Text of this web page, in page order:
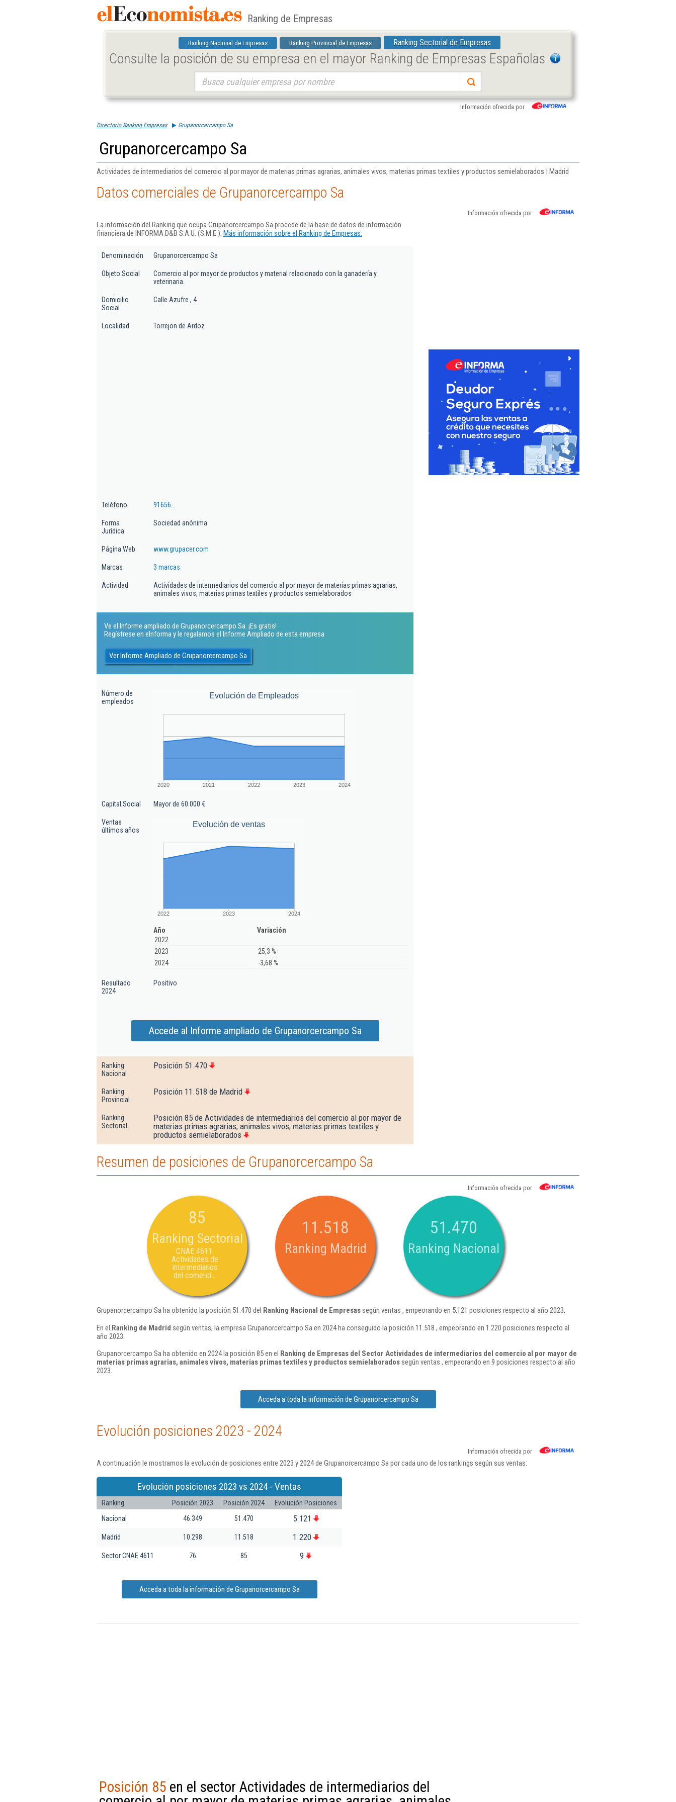
Ranking de Empresas
Ranking Nacional de Empresas Ranking Provincial de Empresas Ranking Sectorial de Empresas
Consulte la posición de su empresa en el mayor Ranking de Empresas Españolas
Información ofrecida por
Directorio Ranking Empresas Grupanorcercampo Sa
Grupanorcercampo Sa
Actividades de intermediarios del comercio al por mayor de materias primas agrarias, animales vivos, materias primas textiles y productos semielaborados | Madrid
Datos comerciales de Grupanorcercampo Sa
Información ofrecida por
La información del Ranking que ocupa Grupanorcercampo Sa procede de la base de datos de información
financiera de INFORMA D&B S.A.U. (S.M.E.). Más información sobre el Ranking de Empresas.
Denominación Grupanorcercampo Sa
Objeto Social
Comercio al por mayor de productos y material relacionado con la ganadería y
veterinaria.
Domicilio
Social
Calle Azufre , 4
Localidad Torrejon de Ardoz
Teléfono 91656...
Forma
Jurídica
Sociedad anónima
Página Web www.grupacer.com
Marcas 3 marcas
Actividad
Actividades de intermediarios del comercio al por mayor de materias primas agrarias,
animales vivos, materias primas textiles y productos semielaborados
Ve el Informe ampliado de Grupanorcercampo Sa. ¡Es gratis!
Regístrese en eInforma y le regalamos el Informe Ampliado de esta empresa
Ver Informe Ampliado de Grupanorcercampo Sa
Número de
empleados
Evolución de Empleados
2020 2021 2022 2023 2024
Capital Social Mayor de 60.000 €
Ventas
últimos años
Evolución de ventas
2022 2023 2024
Año
Variación
2022
2023
25,3 %
2024
-3,68 %
Resultado
2024
Positivo
Accede al Informe ampliado de Grupanorcercampo Sa
Ranking
Nacional
Posición 51.470
Ranking
Provincial
Posición 11.518 de Madrid
Ranking
Sectorial
Posición 85 de Actividades de intermediarios del comercio al por mayor de
materias primas agrarias, animales vivos, materias primas textiles y
productos semielaborados
Resumen de posiciones de Grupanorcercampo Sa
Información ofrecida por
85
Ranking Sectorial
CNAE 4611:
Actividades de
intermediarios
del comerci...
11.518
Ranking Madrid
51.470
Ranking Nacional
Grupanorcercampo Sa ha obtenido la posición 51.470 del Ranking Nacional de Empresassegún ventas , empeorando en 5.121 posiciones respecto al año 2023.
En el Ranking de Madrid según ventas, la empresa Grupanorcercampo Sa en 2024 ha conseguido la posición 11.518 , empeorando en 1.220 posiciones respecto al
año 2023.
Grupanorcercampo Sa ha obtenido en 2024 la posición 85 en el Ranking de Empresas del Sector Actividades de intermediarios del comercio al por mayor de
materias primas agrarias, animales vivos, materias primas textiles y productos semielaboradossegún ventas , empeorando en 9 posiciones respecto al año
2023.
Acceda a toda la información de Grupanorcercampo Sa
Evolución posiciones 2023 - 2024
Información ofrecida por
A continuación le mostramos la evolución de posiciones entre 2023 y 2024 de Grupanorcercampo Sa por cada uno de los rankings según sus ventas:
Evolución posiciones 2023 vs 2024 - Ventas
Ranking Posición 2023 Posición 2024
Evolución Posiciones
Nacional
46.349 51.470 5.121
Madrid 10.298 11.518 1.220
Sector CNAE 4611 76 85 9
Acceda a toda la información de Grupanorcercampo Sa
Posición 85 en el sector Actividades de intermediarios del